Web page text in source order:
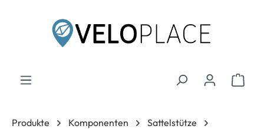
Produkte Komponenten
Sattelstütze